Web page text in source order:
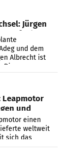
Jürgen
auf Adeg
und dem
Albrecht ist
und der
Leapmotor
und
Marke
einen
weltweit
sich das
mehr als